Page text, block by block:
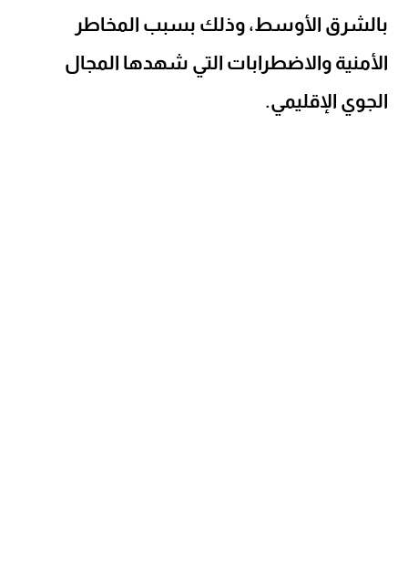
بالشرق الأوسط، وذلك بسبب المخاطر
الأمنية والاضطرابات التي شهدها المجال
الجوي الإقليمي.